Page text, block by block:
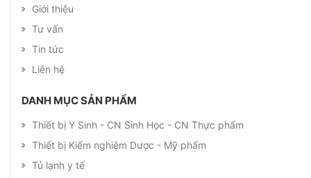
Giới thiệu
Tư vấn
Tin tức
Liên hệ
DANH MỤC SẢN PHẨM
Thiết bị Y Sinh - CN Sinh Học - CN Thực phẩm
Thiết bị Kiểm nghiệm Dược - Mỹ phẩm
Tủ lạnh y tế